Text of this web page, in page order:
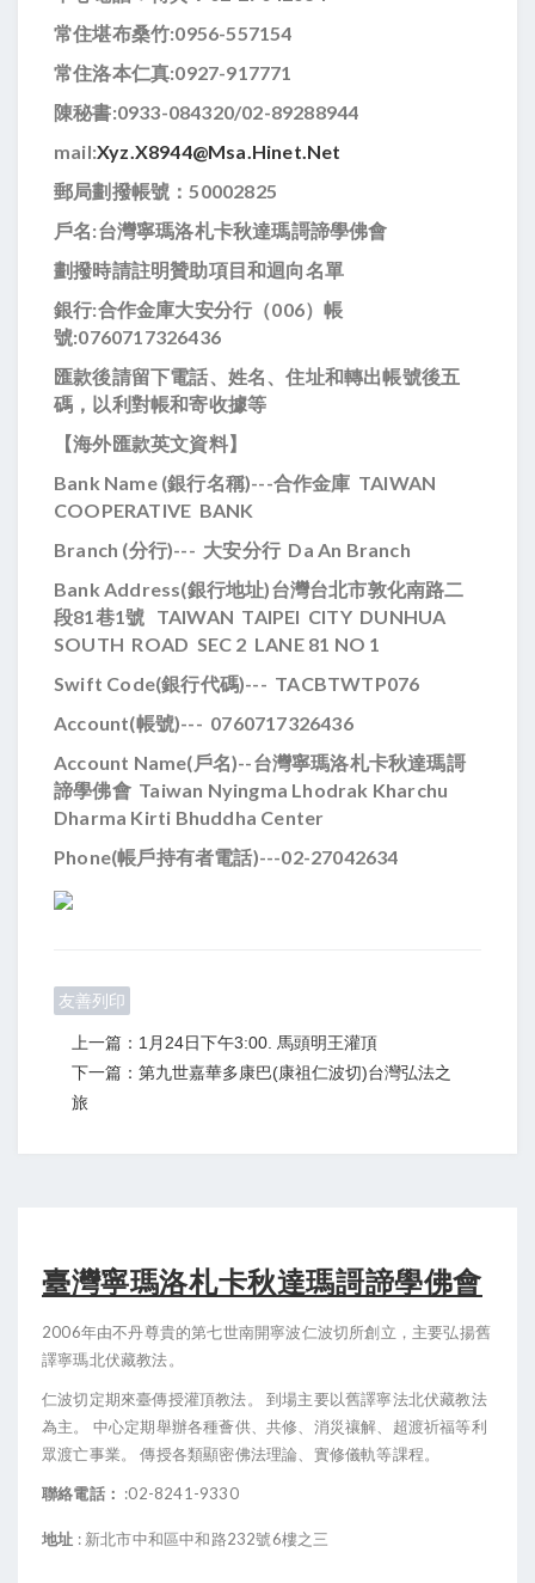
常住堪布桑竹:0956-557154
常住洛本仁真:0927-917771
陳秘書:0933-084320/02-89288944
mail:Xyz.x8944@msa.hinet.net
郵局劃撥帳號：50002825
戶名:台灣寧瑪洛札卡秋達瑪謌諦學佛會
劃撥時請註明贊助項目和迴向名單
銀行:合作金庫大安分行（006）帳
號:0760717326436
匯款後請留下電話、姓名、住址和轉出帳號後五
碼，以利對帳和寄收據等
【海外匯款英文資料】
Bank Name (銀行名稱)---合作金庫 TAIWAN
COOPERATIVE BANK
Branch (分行)--- 大安分行 Da An Branch
Bank Address(銀行地址)台灣台北市敦化南路二
段81巷1號 TAIWAN TAIPEI CITY DUNHUA
SOUTH ROAD SEC 2 LANE 81 NO 1
Swift Code(銀行代碼)--- TACBTWTP076
Account(帳號)--- 0760717326436
Account Name(戶名)--台灣寧瑪洛札卡秋達瑪謌
諦學佛會 Taiwan Nyingma Lhodrak Kharchu
Dharma Kirti Bhuddha Center
Phone(帳戶持有者電話)---02-27042634
友善列印
上一篇：1月24日下午3:00. 馬頭明王灌頂
下一篇：第九世嘉華多康巴(康祖仁波切)台灣弘法之
旅
臺灣寧瑪洛札卡秋達瑪謌諦學佛會
2006年由不丹尊貴的第七世南開寧波仁波切所創立，主要弘揚舊
譯寧瑪北伏藏教法。
仁波切定期來臺傳授灌頂教法。 到場主要以舊譯寧法北伏藏教法
為主。 中心定期舉辦各種薈供、共修、消災禳解、超渡祈福等利
眾渡亡事業。 傳授各類顯密佛法理論、實修儀軌等課程。
聯絡電話： :02-8241-9330
地址 : 新北市中和區中和路232號6樓之三